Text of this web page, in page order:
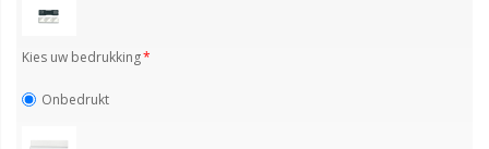
Kies uw bedrukking
Onbedrukt